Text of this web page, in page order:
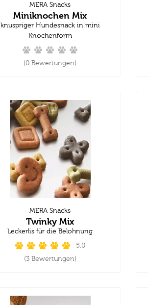
MERA Snacks
Miniknochen Mix
knuspriger Hundesnack in mini
Knochenform
(0 Bewertungen)
MERA Snacks
Twinky Mix
Leckerlis für die Belohnung
5.0
(3 Bewertungen)